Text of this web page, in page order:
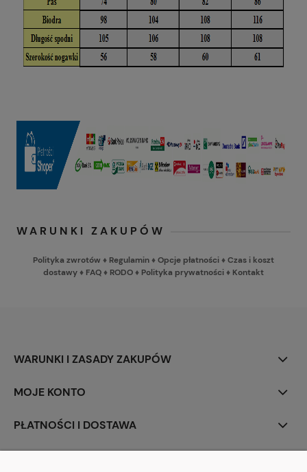
WARUNKI ZAKUPÓW
Polityka zwrotów ♦ Regulamin♦Opcje płatności♦Czas i koszt
dostawy♦ FAQ♦ RODO♦ Polityka prywatności♦ Kontakt
WARUNKI I ZASADY ZAKUPÓW
MOJE KONTO
PŁATNOŚCI I DOSTAWA